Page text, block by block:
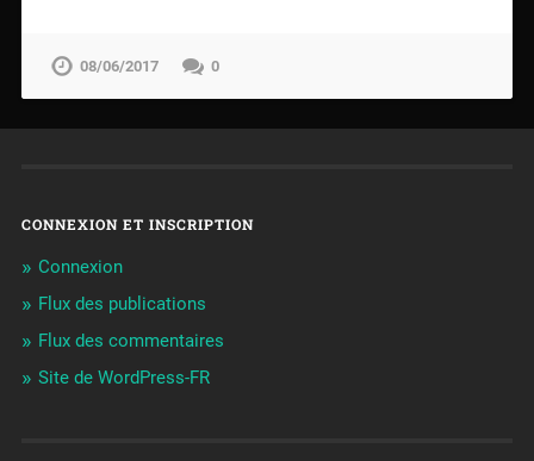
08/06/2017 0
CONNEXION ET INSCRIPTION
Connexion
Flux des publications
Flux des commentaires
Site de WordPress-FR